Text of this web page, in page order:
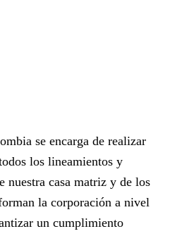
se encarga de realizar
los lineamientos y
nuestra casa matriz y de los
la corporación a nivel
un cumplimiento